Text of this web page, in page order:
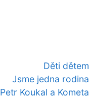
Děti dětem
Jsme jedna rodina
Petr Koukal a Kometa